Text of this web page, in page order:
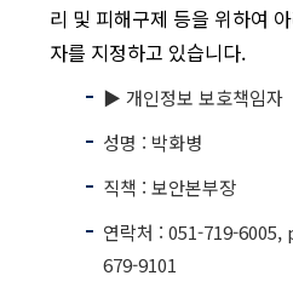
리 및 피해구제 등을 위하여
자를 지정하고 있습니다.
▶ 개인정보 보호책임자
성명 : 박화병
직책 : 보안본부장
연락처 : 051-719-
679-9101